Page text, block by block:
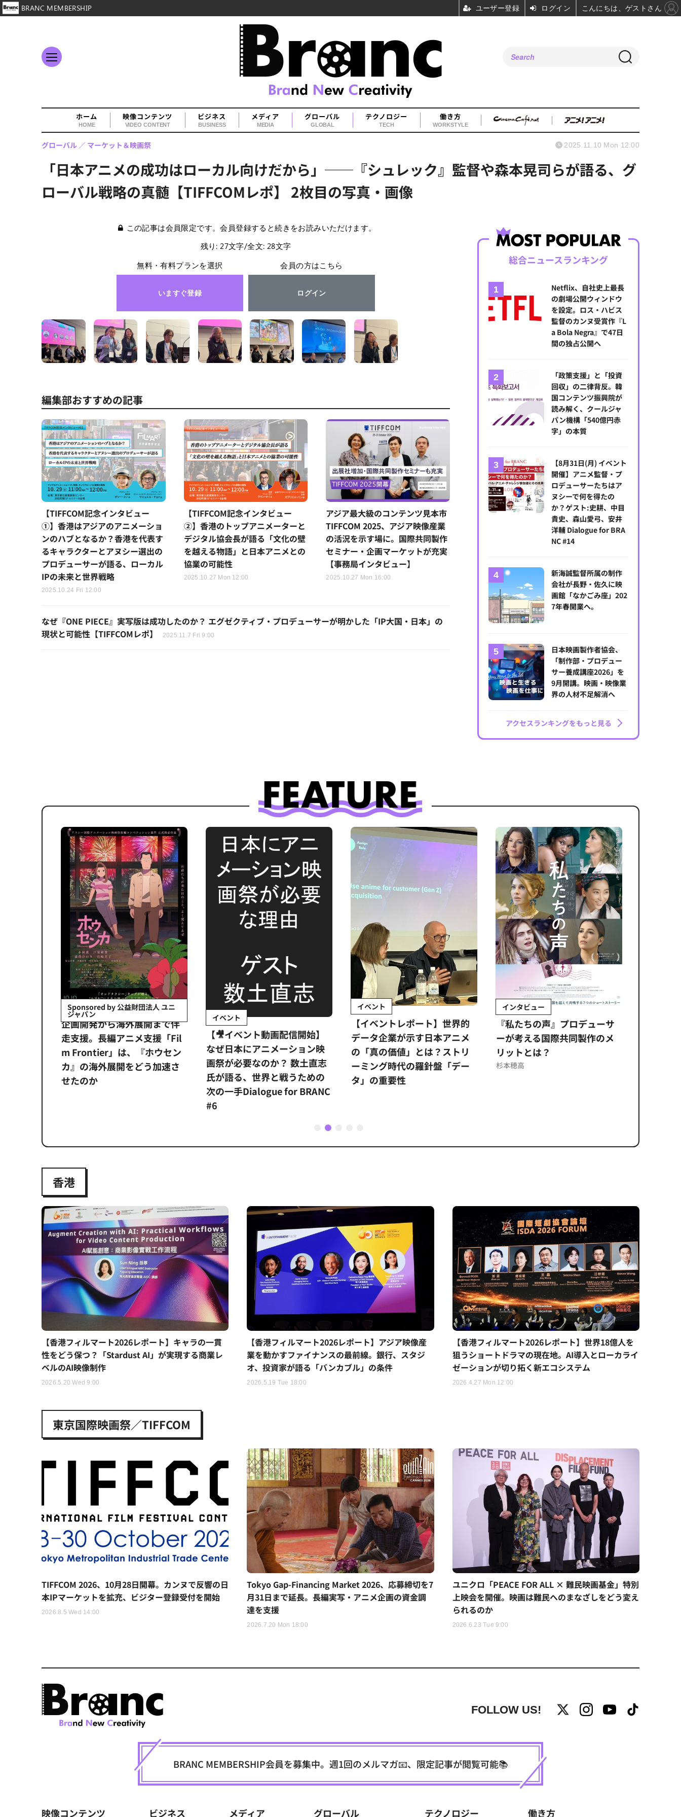
ホーム
HOME
映像コンテンツ
VIDEO CONTENT
ビジネス
BUSINESS
メディア
MEDIA
グローバル
GLOBAL
テクノロジー
TECH
働き方
WORKSTYLE
「日本アニメの成功はローカル向けだから」──『シュレック』監督や森本晃司らが語る、グ
ローバル戦略の真髄【TIFFCOMレポ】 2枚目の写真・画像
グローバル マーケット＆映画祭 2025.11.10 Mon 12:00
この記事は会員限定です。会員登録すると続きをお読みいただけます。
残り: 27文字/全文: 28文字
無料・有料プランを選択
いますぐ登録
会員の方はこちら
ログイン
編集部おすすめの記事
【TIFFCOM記念インタビュー
①】香港はアジアのアニメーショ
ンのハブとなるか？香港を代表す
るキャラクターとアヌシー選出の
プロデューサーが語る、ローカル
IPの未来と世界戦略
2025.10.24 Fri 12:00
【TIFFCOM記念インタビュー
②】香港のトップアニメーターと
デジタル協会長が語る「文化の壁
を越える物語」と日本アニメとの
協業の可能性
2025.10.27 Mon 12:00
アジア最大級のコンテンツ見本市
TIFFCOM 2025、アジア映像産業
の活況を示す場に。国際共同製作
セミナー・企画マーケットが充実
【事務局インタビュー】
2025.10.27 Mon 16:00
なぜ『ONE PIECE』実写版は成功したのか？ エグゼクティブ・プロデューサーが明かした「IP大国・日本」の
現状と可能性【TIFFCOMレポ】
2025.11.7 Fri 9:00
総合ニュースランキング
Netflix、自社史上最長
の劇場公開ウィンドウ
を設定。ロス・ハビス
監督のカンヌ受賞作『L
a Bola Negra』で47日
間の独占公開へ
「政策支援」と「投資
回収」の二律背反。韓
国コンテンツ振興院が
読み解く、クールジャ
パン機構「540億円赤
字」の本質
【8月31日(月) イベント
開催】アニメ監督・プ
ロデューサーたちはア
ヌシーで何を得たの
か？ゲスト:史耕、中目
貴史、森山愛弓、安井
洋輔 Dialogue for BRA
NC #14
新海誠監督所属の制作
会社が長野・佐久に映
画館「なかごみ座」202
7年春開業へ。
日本映画製作者協会、
「制作部・プロデュー
サー養成講座2026」を
9月開講。映画・映像業
界の人材不足解消へ
アクセスランキングをもっと見る
Sponsored by 公益財団法人 ユニ
ジャパン
企画開発から海外展開まで伴
走支援。長編アニメ支援「Fil
m Frontier」は、『ホウセン
カ』の海外展開をどう加速さ
せたのか
イベント
【🎥イベント動画配信開始】
なぜ日本にアニメーション映
画祭が必要なのか？ 数土直志
氏が語る、世界と戦うための
次の一手Dialogue for BRANC
#6
イベント
【イベントレポート】世界的
データ企業が示す日本アニメ
の「真の価値」とは？ストリ
ーミング時代の羅針盤「デー
タ」の重要性
インタビュー
『私たちの声』プロデューサ
ーが考える国際共同製作のメ
リットとは？
杉本穂高
1 2
香港
【香港フィルマート2026レポート】キャラの一貫
性をどう保つ？「Stardust AI」が実現する商業レ
ベルのAI映像制作
2026.5.20 Wed 9:00
【香港フィルマート2026レポート】アジア映像産
業を動かすファイナンスの最前線。銀行、スタジ
オ、投資家が語る「バンカブル」の条件
2026.5.19 Tue 18:00
【香港フィルマート2026レポート】世界18億人を
狙うショートドラマの現在地。AI導入とローカライ
ゼーションが切り拓く新エコシステム
2026.4.27 Mon 12:00
東京国際映画祭／TIFFCOM
TIFFCOM 2026、10月28日開幕。カンヌで反響の日
本IPマーケットを拡充、ビジター登録受付を開始
2026.8.5 Wed 14:00
Tokyo Gap-Financing Market 2026、応募締切を7
月31日まで延長。長編実写・アニメ企画の資金調
達を支援
2026.7.20 Mon 18:00
ユニクロ「PEACE FOR ALL × 難民映画基金」特別
上映会を開催。映画は難民へのまなざしをどう変え
られるのか
2026.6.23 Tue 9:00
FOLLOW US!
BRANC MEMBERSHIP会員を募集中。週1回のメルマガ📧、限定記事が閲覧可能📚
映像コンテンツ ビジネス メディア グローバル テクノロジー 働き方
BRANC MEMBERSHIP ユーザー登録 ログイン こんにちは、ゲストさん